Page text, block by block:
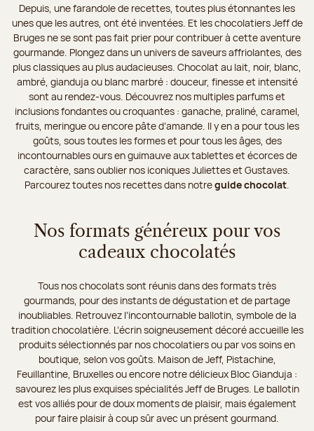
Depuis, une farandole de recettes, toutes plus étonnantes les
unes que les autres, ont été inventées. Et les chocolatiers Jeff de
Bruges ne se sont pas fait prier pour contribuer à cette aventure
gourmande. Plongez dans un univers de saveurs affriolantes, des
plus classiques au plus audacieuses. Chocolat au lait, noir, blanc,
ambré, gianduja ou blanc marbré : douceur, finesse et intensité
sont au rendez-vous. Découvrez nos multiples parfums et
inclusions fondantes ou croquantes : ganache, praliné, caramel,
fruits, meringue ou encore pâte d’amande. Il y en a pour tous les
goûts, sous toutes les formes et pour tous les âges, des
incontournables ours en guimauve aux tablettes et écorces de
caractère, sans oublier nos iconiques Juliettes et Gustaves.
Parcourez toutes nos recettes dans notreguide chocolat
Nos formats généreux pour vos
cadeaux chocolatés
Tous nos chocolats sont réunis dans des formats très
gourmands, pour des instants de dégustation et de partage
inoubliables. Retrouvez l’incontournable ballotin, symbole de la
tradition chocolatière. L’écrin soigneusement décoré accueille les
produits sélectionnés par nos chocolatiers ou par vos soins en
boutique, selon vos goûts. Maison de Jeff, Pistachine,
Feuillantine, Bruxelles ou encore notre délicieux Bloc Gianduja :
savourez les plus exquises spécialités Jeff de Bruges. Le ballotin
est vos alliés pour de doux moments de plaisir, mais également
pour faire plaisir à coup sûr avec un présent gourmand.